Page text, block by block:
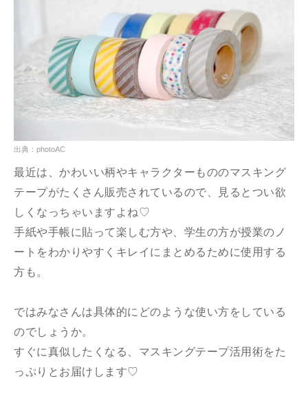
出典：photoAC
最近は、かわいい柄やキャラクターもののマスキング
テープがたくさん販売されているので、見るとつい欲
しくなっちゃいますよね♡
手紙や手帳に貼って楽しむ方や、学生の方が授業のノ
ートをわかりやすくキレイにまとめるために使用する
方も。
ではみなさんは具体的にどのような使い方をしている
のでしょうか。
すぐに真似したくなる、マスキングテープ活用術をた
っぷりとお届けします♡